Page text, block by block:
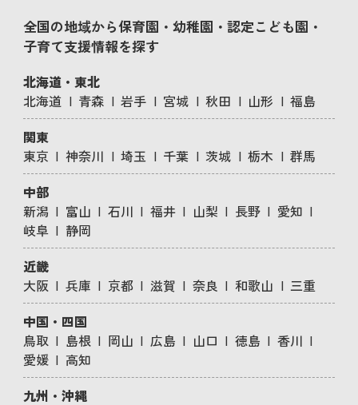
全国の地域から保育園・幼稚園・認定こども園・
子育て支援情報を探す
北海道・東北
北海道
青森 岩手 宮城 秋田 山形
福島
関東
東京
神奈川 埼玉 千葉 茨城 栃木
群馬
中部
新潟
富山 石川 福井 山梨 長野
愛知
岐阜
静岡
近畿
大阪
兵庫 京都 滋賀 奈良 和歌山
三重
中国・四国
鳥取
島根 岡山 広島 山口 徳島
香川
愛媛
高知
九州・沖縄